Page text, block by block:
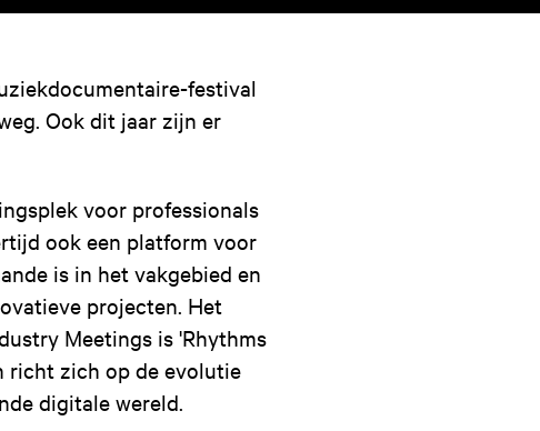
festival
Ook dit jaar zijn er
voor professionals
ook een platform voor
is in het vakgebied en
projecten. Het
Meetings is 'Rhythms
richt zich op de evolutie
digitale wereld.